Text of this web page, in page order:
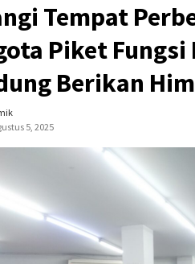
Tempat
Piket Fungsi
Berikan
5, 2025